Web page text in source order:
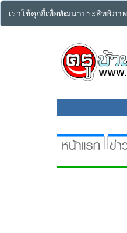
เราใช้คุกกี้เพื่อพัฒนาประสิทธิภ